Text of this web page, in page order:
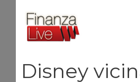
contenuto
Disney